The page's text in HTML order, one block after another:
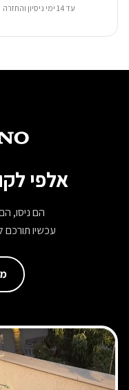
עד 14 ימי ניסיון והחזרה
אלפי
הם ניסו,
עכשיו